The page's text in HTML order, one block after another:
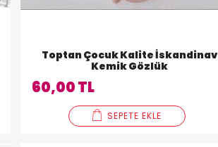
Toptan Çocuk Kalite İskandinav
Kemik Gözlük
60,00 TL
SEPETE EKLE